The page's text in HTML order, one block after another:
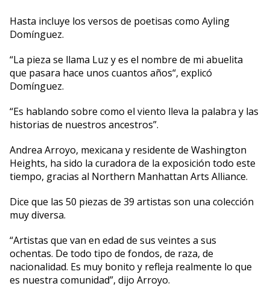
Hasta incluye los versos de poetisas como Ayling
Domínguez.
“La pieza se llama Luz y es el nombre de mi abuelita
que pasara hace unos cuantos años“, explicó
Domínguez.
“Es hablando sobre como el viento lleva la palabra y las
historias de nuestros ancestros”.
Andrea Arroyo, mexicana y residente de Washington
Heights, ha sido la curadora de la exposición todo este
tiempo, gracias al Northern Manhattan Arts Alliance.
Dice que las 50 piezas de 39 artistas son una colección
muy diversa.
“Artistas que van en edad de sus veintes a sus
ochentas. De todo tipo de fondos, de raza, de
nacionalidad. Es muy bonito y refleja realmente lo que
es nuestra comunidad”, dijo Arroyo.